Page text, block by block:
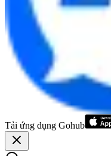
Tải ứng dụng Gohub